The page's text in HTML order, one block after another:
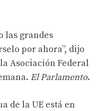
las grandes
por ahora”, dijo
Asociación Federal
El Parlamento.
de la UE está en